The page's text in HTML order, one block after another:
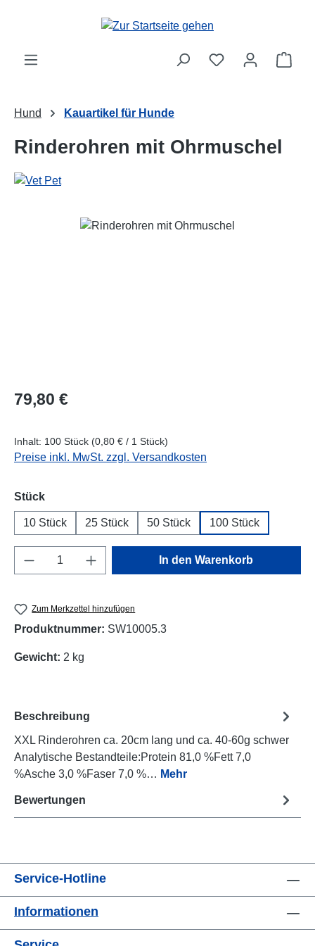
Zum Hauptinhalt springen
Hund Kauartikel für Hunde
Rinderohren mit Ohrmuschel
Bildergalerie überspringen
Regulärer Preis:
79,80 €
Inhalt: 100 Stück (0,80 € / 1 Stück)
Preise inkl. MwSt. zzgl. Versandkosten
Stückauswählen
10 Stück 25 Stück 50 Stück 100 Stück
Produkt Anzahl: Gib den gewünschten
In den Warenkorb
Zum Merkzettel hinzufügen
Produktnummer: SW10005.3
Gewicht: 2 kg
Beschreibung
XXL Rinderohren ca. 20cm lang und ca. 40-60g schwer
Analytische Bestandteile:Protein 81,0 %Fett 7,0
%Asche 3,0 %Faser 7,0 %… Mehr
Bewertungen
Service-Hotline
Informationen